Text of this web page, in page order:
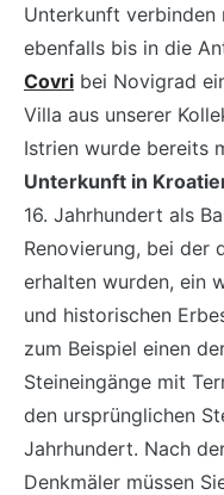
Unterkunft verbinden
ebenfalls bis in die
Covri bei Novigrad
Villa aus unserer
Istrien wurde bereits
Unterkunft in
16. Jahrhundert als
Renovierung, bei der
erhalten wurden, ein
und historischen
zum Beispiel einen
Steineingänge mit
den ursprünglichen
Jahrhundert. Nach
Denkmäler müssen